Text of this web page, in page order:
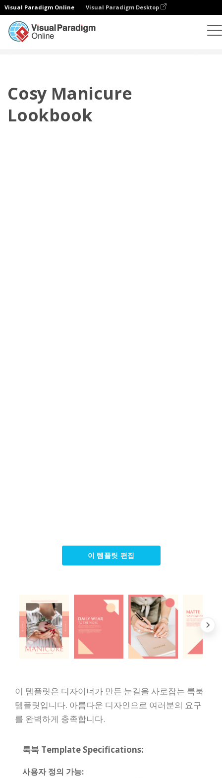
Visual Paradigm Online Visual Paradigm Desktop
Cosy Manicure
Lookbook
이 템플릿 편집
이 템플릿은 디자이너가 만든 눈길을 사로잡는 룩북
템플릿입니다. 아름다운 디자인으로 여러분의 요구
를 완벽하게 충족합니다.
룩북 Template Specifications:
사용자 정의 가능: